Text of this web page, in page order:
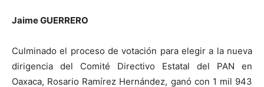
Jaime GUERRERO
Culminado el proceso de votación para elegir a la nueva
dirigencia del Comité Directivo Estatal del PAN en
Oaxaca, Rosario Ramírez Hernández, ganó con 1 mil 943